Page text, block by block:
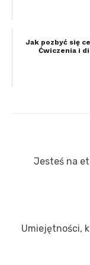
Jak pozbyć się
Ćwiczenia i
wpisu
Previous
Jesteś na
Next
Umiejętności,